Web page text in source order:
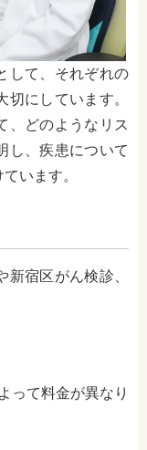
して、それぞれの
にしています。
、どのようなリス
し、疾患について
います。
宿区がん検診、
て料金が異なり